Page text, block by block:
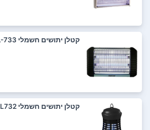
‏קטלן יתושים חשמלי GoldLine ATL-733
‏קטלן יתושים חשמלי GoldLine ATL732